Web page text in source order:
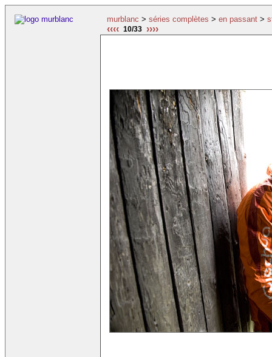
murblanc > séries complètes > en passant >
‹‹‹‹ 10/33 ››››